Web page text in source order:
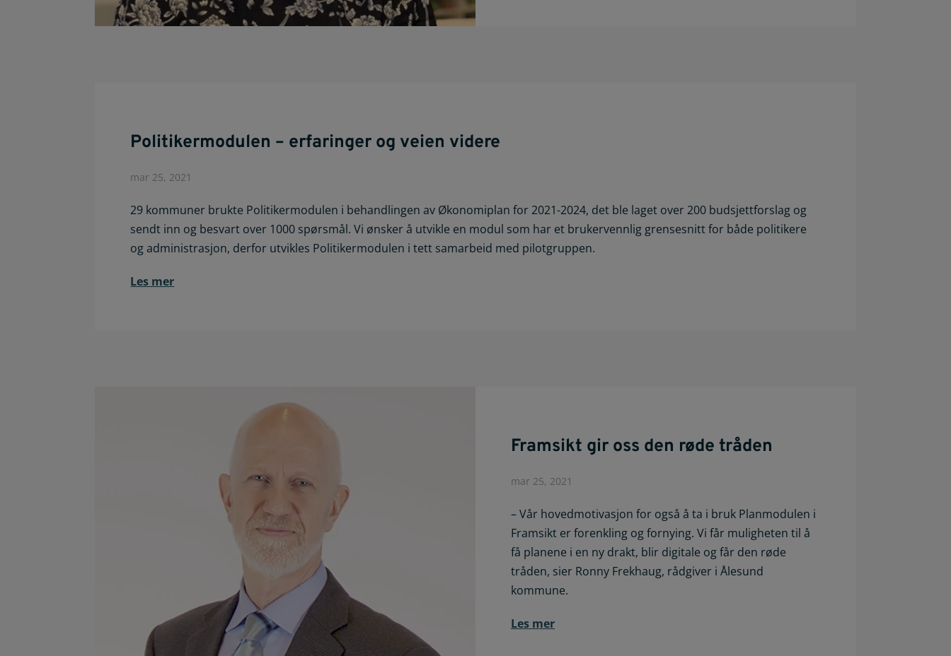
Politikermodulen – erfaringer og veien videre
mar 25, 2021
29 kommuner brukte Politikermodulen i behandlingen av Økonomiplan for 2021-2024, det ble laget over 200 budsjettforslag og
sendt inn og besvart over 1000 spørsmål. Vi ønsker å utvikle en modul som har et brukervennlig grensesnitt for både politikere
og administrasjon, derfor utvikles Politikermodulen i tett samarbeid med pilotgruppen.
Les mer
Framsikt gir oss den røde tråden
mar 25, 2021
– Vår hovedmotivasjon for også å ta i bruk Planmodulen i
Framsikt er forenkling og fornying. Vi får muligheten til å
få planene i en ny drakt, blir digitale og får den røde
tråden, sier Ronny Frekhaug, rådgiver i Ålesund
kommune.
Les mer